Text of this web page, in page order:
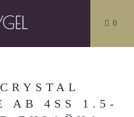
0
AB 4SS 1.5-